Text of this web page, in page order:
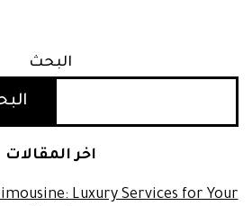
البحث
اخر المقالات
Luxury Services for Your